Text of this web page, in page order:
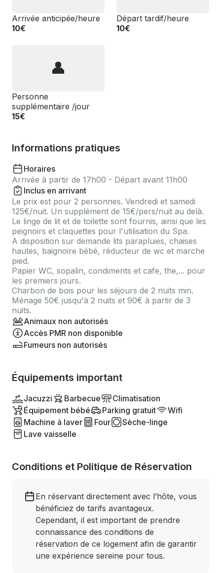
️Arrivée anticipée/heure
10€
️Départ tardif/heure
10€
👤
Personne
supplémentaire /jour
15€
Informations pratiques
Horaires
Arrivée à partir de 17h00 - Départ avant 11h00
Inclus en arrivant
Le prix est pour 2 personnes. Vendredi et samedi
125€/nuit. Un supplément de 15€/pers/nuit au delà.
Le linge de lit et de toilette sont fournis, ainsi que les
peignoirs et claquettes pour l'utilisation du Spa.
A disposition sur demande lits parapluies, chaises
hautes, baignoire bébé, réducteur de wc et marche
pied.
Papier WC, sopalin, condiments et cafe, the,... pour
les premiers jours.
Charbon de bois pour les séjours de 2 nuits min.
Ménage 50€ jusqu'à 2 nuits et 90€ à partir de 3
nuits.
Animaux non autorisés
Accès PMR non disponible
Fumeurs non autorisés
Équipements important
Jacuzzi Barbecue
Climatisation
Équipement bébé
Parking gratuit
Wifi
Machine à laver
Four
Sèche-linge
Lave vaisselle
Conditions et Politique de Réservation
En réservant directement avec l’hôte, vous
bénéficiez de tarifs avantageux.
Cependant, il est important de prendre
connaissance des conditions de
réservation de ce logement afin de garantir
une expérience sereine pour tous.